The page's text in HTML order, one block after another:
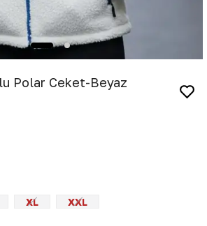
Polar Ceket-Beyaz
XL XXL